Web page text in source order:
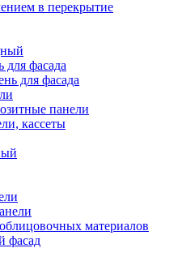
в перекрытие
для фасада
для фасада
панели
кассеты
материалов
фасад